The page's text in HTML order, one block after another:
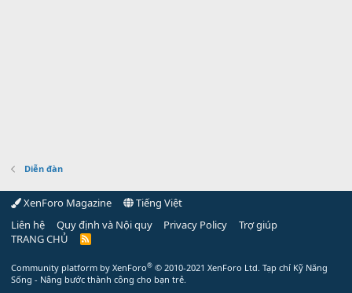
Diễn đàn
XenForo Magazine
Tiếng Việt
Liên hệ
Quy định và Nội quy Privacy Policy
Trợ giúp
TRANG CHỦ
R
Community platform by XenForo® © 2010-2021 XenForo Ltd. Tạp chí Kỹ Năng
Sống - Nâng bước thành công cho bạn trẻ.